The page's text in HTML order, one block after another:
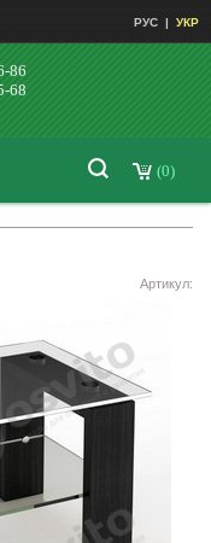
РУС | УКР
86
68
(0)
Артикул: